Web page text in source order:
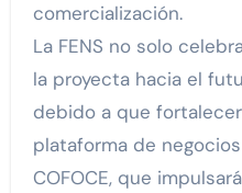
comercialización.
La FENS no solo
la proyecta hacia el
debido a que
plataforma de
COFOCE, que